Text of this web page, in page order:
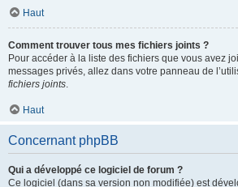
Haut
Comment trouver tous mes fichiers joints ?
Pour accéder à la liste des fichiers que vous avez
messages privés, allez dans votre panneau de
fichiers joints.
Haut
Concernant phpBB
Qui a développé ce logiciel de forum ?
Ce logiciel (dans sa version non modifiée) est